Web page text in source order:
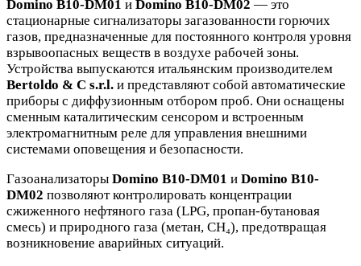
Domino B10-DM01 и Domino B10-DM02 — это
стационарные сигнализаторы загазованности горючих
газов, предназначенные для постоянного контроля уровня
взрывоопасных веществ в воздухе рабочей зоны.
Устройства выпускаются итальянским производителем
Bertoldo & C s.r.l. и представляют собой автоматические
приборы с диффузионным отбором проб. Они оснащены
сменным каталитическим сенсором и встроенным
электромагнитным реле для управления внешними
системами оповещения и безопасности.
Газоанализаторы Domino B10-DM01 и Domino B10-
DM02 позволяют контролировать концентрации
сжиженного нефтяного газа (LPG, пропан-бутановая
смесь) и природного газа (метан, CH₄), предотвращая
возникновение аварийных ситуаций.